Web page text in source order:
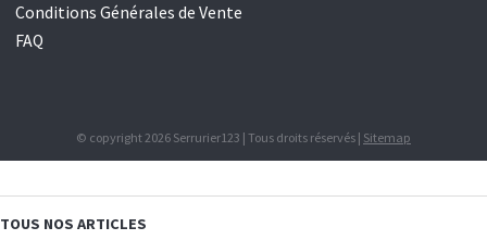
Conditions Générales de Vente
FAQ
© copyright 2026 Serrurier123 | Tous droits réservés | Sitemap
TOUS NOS ARTICLES